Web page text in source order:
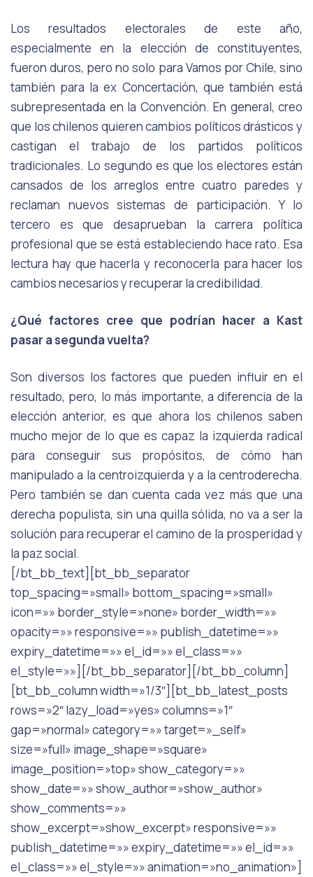
Los resultados electorales de este año,
especialmente en la elección de constituyentes,
fueron duros, pero no solo para Vamos por Chile, sino
también para la ex Concertación, que también está
subrepresentada en la Convención. En general, creo
que los chilenos quieren cambios políticos drásticos y
castigan el trabajo de los partidos políticos
tradicionales. Lo segundo es que los electores están
cansados de los arreglos entre cuatro paredes y
reclaman nuevos sistemas de participación. Y lo
tercero es que desaprueban la carrera política
profesional que se está estableciendo hace rato. Esa
lectura hay que hacerla y reconocerla para hacer los
cambios necesarios y recuperar la credibilidad.
¿Qué factores cree que podrían hacer a Kast
pasar a segunda vuelta?
Son diversos los factores que pueden influir en el
resultado, pero, lo más importante, a diferencia de la
elección anterior, es que ahora los chilenos saben
mucho mejor de lo que es capaz la izquierda radical
para conseguir sus propósitos, de cómo han
manipulado a la centroizquierda y a la centroderecha.
Pero también se dan cuenta cada vez más que una
derecha populista, sin una quilla sólida, no va a ser la
solución para recuperar el camino de la prosperidad y
la paz social.
[/bt_bb_text][bt_bb_separator
top_spacing=»small» bottom_spacing=»small»
icon=»» border_style=»none» border_width=»»
opacity=»» responsive=»» publish_datetime=»»
expiry_datetime=»» el_id=»» el_class=»»
el_style=»»][/bt_bb_separator][/bt_bb_column]
[bt_bb_column width=»1/3″][bt_bb_latest_posts
rows=»2″ lazy_load=»yes» columns=»1″
gap=»normal» category=»» target=»_self»
size=»full» image_shape=»square»
image_position=»top» show_category=»»
show_date=»» show_author=»show_author»
show_comments=»»
show_excerpt=»show_excerpt» responsive=»»
publish_datetime=»» expiry_datetime=»» el_id=»»
el_class=»» el_style=»» animation=»no_animation»]